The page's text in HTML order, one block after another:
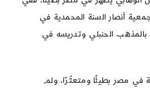
جمعية أنصار السنة المحمدية في
بالمذهب الحنبلي وتدريسه في
في مصر بطيئًا ومتعثّرًا، ولم